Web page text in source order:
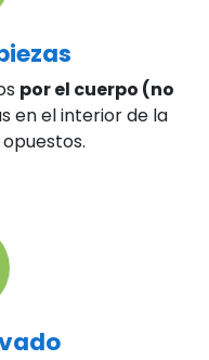
por el cuerpo (no
en el interior de la